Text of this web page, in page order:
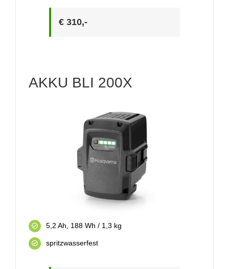
€ 310,-
AKKU BLI 200X
5,2 Ah, 188 Wh / 1,3 kg
spritzwasserfest